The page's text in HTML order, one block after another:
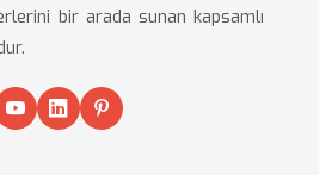
bir arada sunan kapsamlı